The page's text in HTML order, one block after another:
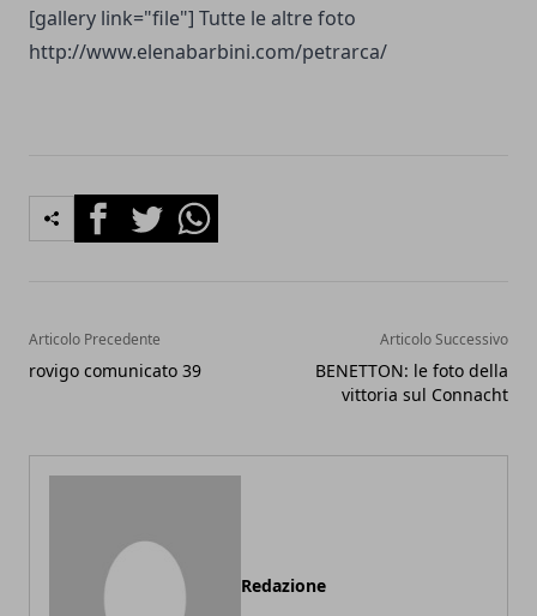
[gallery link="file"] Tutte le altre foto
http://www.elenabarbini.com/petrarca/
FacebookTwitterWhatsapp
Articolo Precedente
rovigo comunicato 39
Articolo Successivo
BENETTON: le foto della
vittoria sul Connacht
Redazione